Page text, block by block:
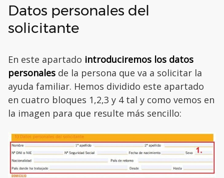
Datos personales del
solicitante
En este apartado introduciremos los datos
personales de la persona que va a solicitar la
ayuda familiar. Hemos dividido este apartado
en cuatro bloques 1,2,3 y 4 tal y como vemos en
la imagen para que resulte más sencillo: